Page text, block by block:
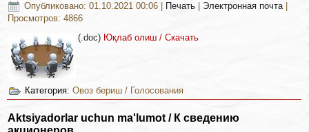
Опубликовано: 01.10.2021 00:06 Печать Электронная почта
Просмотров: 4866
(.doc) Юқлаб олиш / Скачать
Категория:Овоз бериш / Голосования
Aktsiyadorlar uchun ma'lumot / К сведению